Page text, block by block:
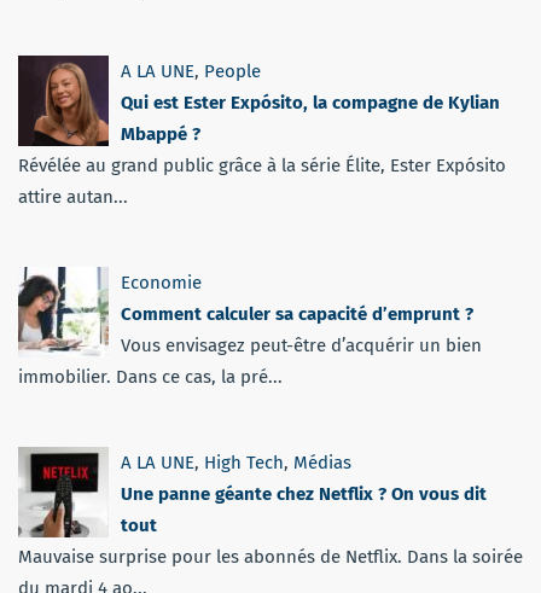
A LA UNE, People
Qui est Ester Expósito, la compagne de Kylian
Mbappé ?
Révélée au grand public grâce à la série Élite, Ester Expósito
attire autan...
Economie
Comment calculer sa capacité d’emprunt ?
Vous envisagez peut-être d’acquérir un bien
immobilier. Dans ce cas, la pré...
A LA UNE, High Tech, Médias
Une panne géante chez Netflix ? On vous dit
tout
Mauvaise surprise pour les abonnés de Netflix. Dans la soirée
du mardi 4 ao...